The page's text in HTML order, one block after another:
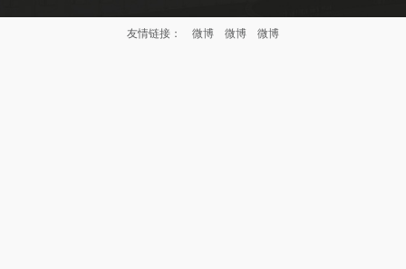
友情链接： 微博 微博 微博